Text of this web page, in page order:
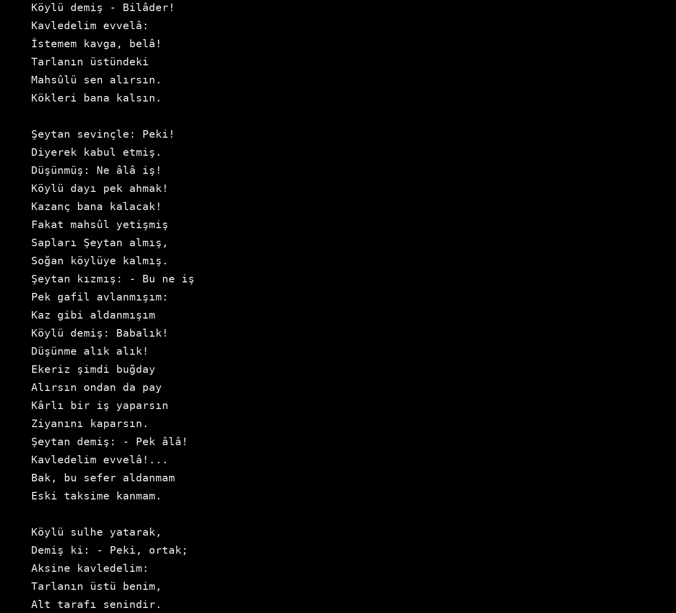
Köylü demiş - Bilâder!
Kavledelim evvelâ:
İstemem kavga, belâ!
Tarlanın üstündeki
Mahsûlü sen alırsın.
Kökleri bana kalsın.
Şeytan sevinçle: Peki!
Diyerek kabul etmiş.
Düşünmüş: Ne âlâ iş!
Köylü dayı pek ahmak!
Kazanç bana kalacak!
Fakat mahsûl yetişmiş
Sapları Şeytan almış,
Soğan köylüye kalmış.
Şeytan kızmış: - Bu ne iş
Pek gafil avlanmışım:
Kaz gibi aldanmışım
Köylü demiş: Babalık!
Düşünme alık alık!
Ekeriz şimdi buğday
Alırsın ondan da pay
Kârlı bir iş yaparsın
Ziyanını kaparsın.
Şeytan demiş: - Pek âlâ!
Kavledelim evvelâ!...
Bak, bu sefer aldanmam
Eski taksime kanmam.
Köylü sulhe yatarak,
Demiş ki: - Peki, ortak;
Aksine kavledelim:
Tarlanın üstü benim,
Alt tarafı senindir.